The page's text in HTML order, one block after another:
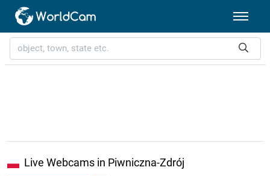
Live Webcams in Piwniczna-Zdrój